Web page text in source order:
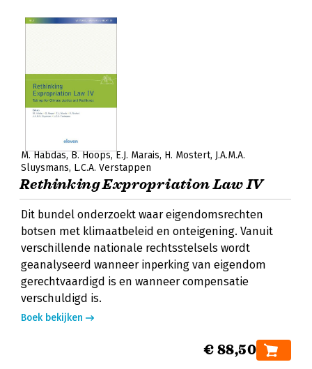
M. Habdas B. Hoops E.J. Marais H. Mostert J.A.M.A.
Sluysmans L.C.A. Verstappen
Rethinking Expropriation Law IV
Dit bundel onderzoekt waar eigendomsrechten
botsen met klimaatbeleid en onteigening. Vanuit
verschillende nationale rechtsstelsels wordt
geanalyseerd wanneer inperking van eigendom
gerechtvaardigd is en wanneer compensatie
verschuldigd is.
Boek bekijken
€ 88,50